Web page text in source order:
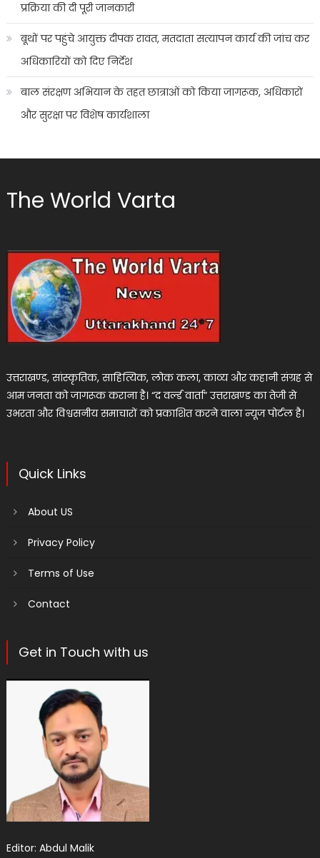
प्रक्रिया की दी पूरी जानकारी
बूथों पर पहुंचे आयुक्त दीपक रावत, मतदाता सत्यापन कार्य की जांच कर
अधिकारियों को दिए निर्देश
बाल संरक्षण अभियान के तहत छात्राओं को किया जागरूक, अधिकारों
और सुरक्षा पर विशेष कार्यशाला
The World Varta
उत्तराखण्ड, सांस्कृतिक, साहित्यिक, लोक कला, काव्य और कहानी संग्रह से
आम जनता को जागरूक कराना है। “द वर्ल्ड वार्ता” उत्तराखण्ड का तेजी से
उभरता और विश्वसनीय समाचारों को प्रकाशित करने वाला न्यूज पोर्टल है।
Quick Links
About US
Privacy Policy
Terms of Use
Contact
Get in Touch with us
Editor: Abdul Malik